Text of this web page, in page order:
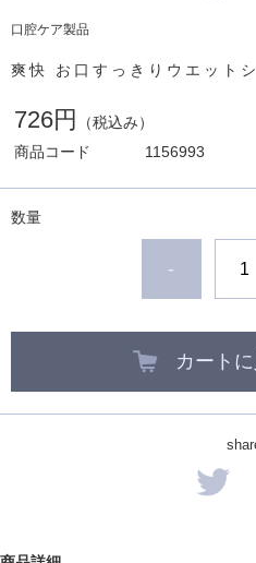
口腔ケア製品
爽快 お口すっきりウエット
726円
（税込み）
商品コード
1156993
数量
-
カート